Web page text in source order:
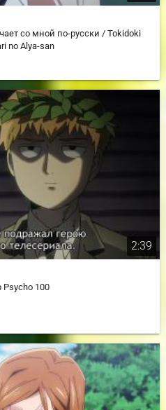
со мной по-русски / Tokidoki
no Alya-san
2:39
100